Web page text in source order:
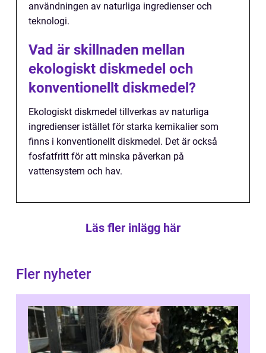
användningen av naturliga ingredienser och
teknologi.
Vad är skillnaden mellan
ekologiskt diskmedel och
konventionellt diskmedel?
Ekologiskt diskmedel tillverkas av naturliga
ingredienser istället för starka kemikalier som
finns i konventionellt diskmedel. Det är också
fosfatfritt för att minska påverkan på
vattensystem och hav.
Läs fler inlägg här
Fler nyheter